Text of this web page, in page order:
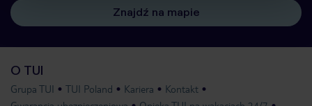
Znajdź na mapie
O TUI
Grupa TUI TUI Poland Kariera
Kontakt